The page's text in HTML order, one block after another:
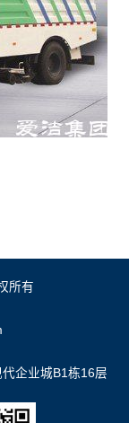
所有
企业城B1栋16层